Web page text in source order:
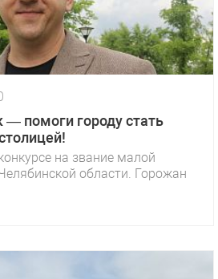
помоги городу стать
на звание малой
области. Горожан